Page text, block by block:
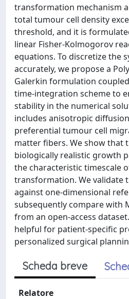
transformation mechanism
total tumour cell density
threshold, and it is
linear Fisher-Kolmogorov
equations. To discretize the
accurately, we propose a
Galerkin formulation
time-integration scheme to
stability in the numerical
includes anisotropic
preferential tumour cell
matter fibers. We show that
biologically realistic growth
the characteristic timescale
transformation. We validate
against one-dimensional
subsequently compare with
from an open-access
helpful for patient-specific
personalized surgical
Scheda breve
Relatore